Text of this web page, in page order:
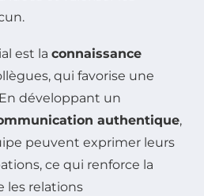
est la connaissance
qui favorise une
développant un
authentique,
peuvent exprimer leurs
ce qui renforce la
les relations